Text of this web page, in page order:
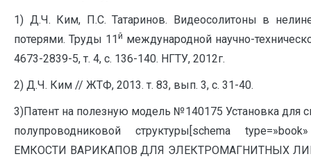
1) Д.Ч. Ким, П.С. Татаринов. Видеосолитоны в
потерями. Труды 11й международной научно-
4673-2839-5, т. 4, с. 136-140. НГТУ, 2012г.
2) Д.Ч. Ким // ЖТФ, 2013. т. 83, вып. 3, с. 31-40.
3)Патент на полезную модель №140175 Установка для
полупроводниковой структуры[schema
ЕМКОСТИ ВАРИКАПОВ ДЛЯ ЭЛЕКТРОМАГНИТНЫХ